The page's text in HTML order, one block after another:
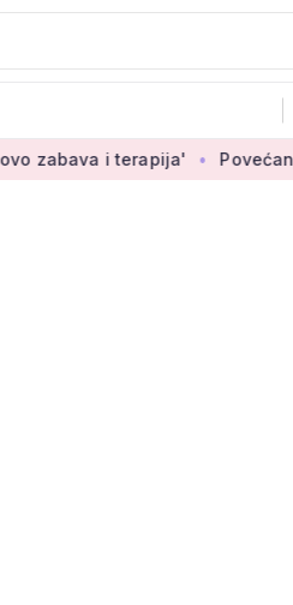
terapija' Povećanje